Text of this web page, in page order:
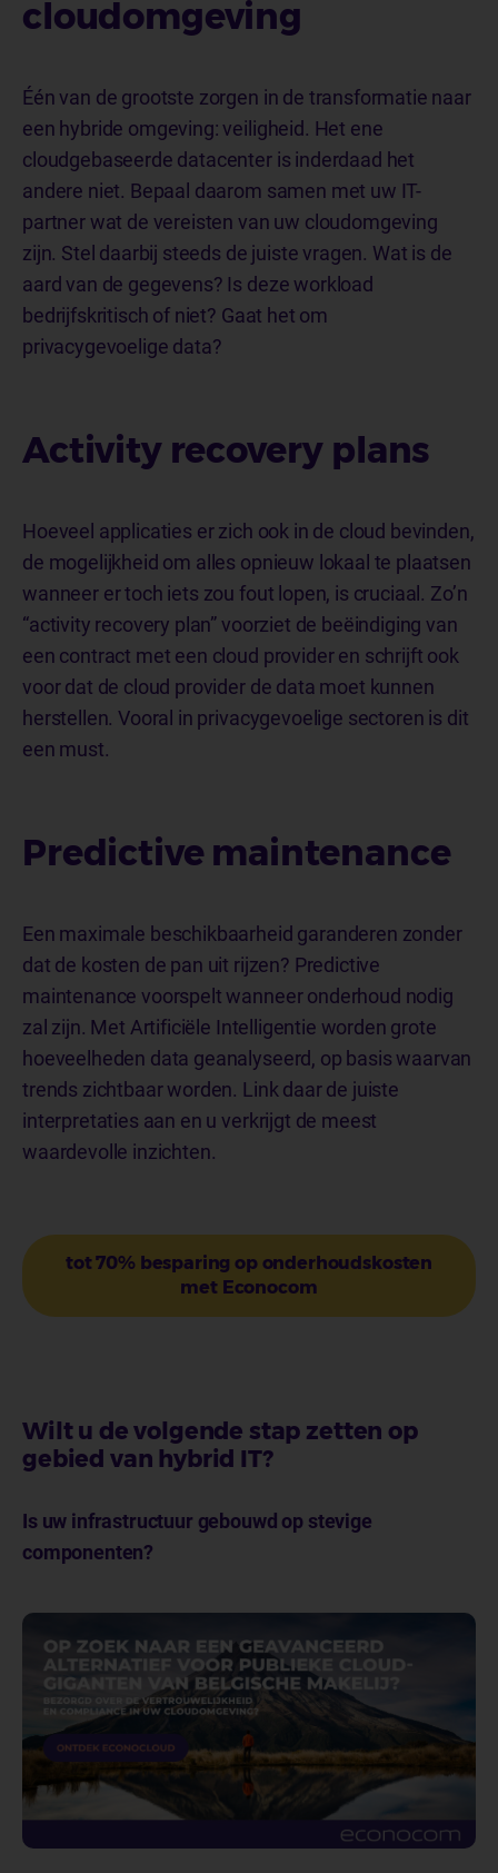
cloudomgeving
Één van de grootste zorgen in de transformatie naar
een hybride omgeving: veiligheid. Het ene
cloudgebaseerde datacenter is inderdaad het
andere niet. Bepaal daarom samen met uw IT-
partner wat de vereisten van uw cloudomgeving
zijn. Stel daarbij steeds de juiste vragen. Wat is de
aard van de gegevens? Is deze workload
bedrijfskritisch of niet? Gaat het om
privacygevoelige data?
Activity recovery plans
Hoeveel applicaties er zich ook in de cloud bevinden,
de mogelijkheid om alles opnieuw lokaal te plaatsen
wanneer er toch iets zou fout lopen, is cruciaal. Zo’n
“activity recovery plan” voorziet de beëindiging van
een contract met een cloud provider en schrijft ook
voor dat de cloud provider de data moet kunnen
herstellen. Vooral in privacygevoelige sectoren is dit
een must.
Predictive maintenance
Een maximale beschikbaarheid garanderen zonder
dat de kosten de pan uit rijzen? Predictive
maintenance voorspelt wanneer onderhoud nodig
zal zijn. Met Artificiële Intelligentie worden grote
hoeveelheden data geanalyseerd, op basis waarvan
trends zichtbaar worden. Link daar de juiste
interpretaties aan en u verkrijgt de meest
waardevolle inzichten.
tot 70% besparing op onderhoudskosten
met Econocom
Wilt u de volgende stap zetten op
gebied van hybrid IT?
Is uw infrastructuur gebouwd op stevige
componenten?